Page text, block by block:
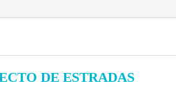
DE ESTRADAS